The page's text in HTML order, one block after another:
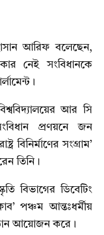
আরিফ বলেছেন,
নেই সংবিধানকে
আর সি
প্রণয়নে জন
বিনির্মাণের সংগ্রাম’
তিনি।
বিভাগের ডিবেটিং
পঞ্চম আন্তঃধর্মীয়
আয়োজন করে।